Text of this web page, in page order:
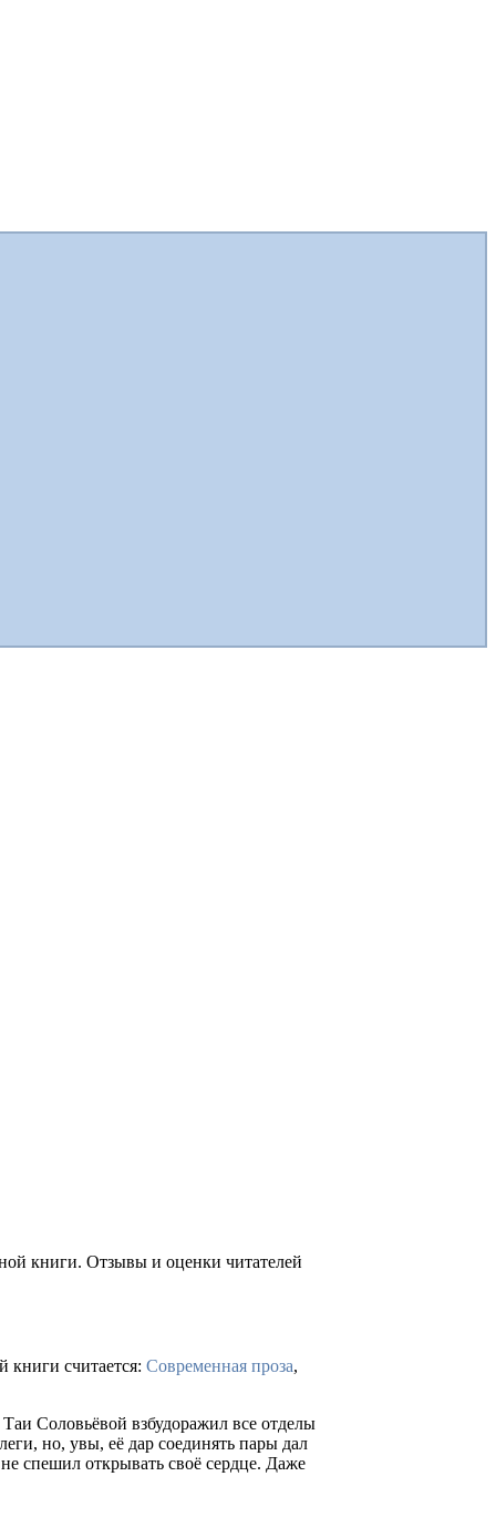
книги. Отзывы и оценки читателей
книги считается: Современная проза,
Соловьёвой взбудоражил все отделы
но, увы, её дар соединять пары дал
спешил открывать своё сердце. Даже